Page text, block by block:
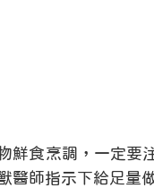
鮮食烹調，一定要
醫師指示下給足量